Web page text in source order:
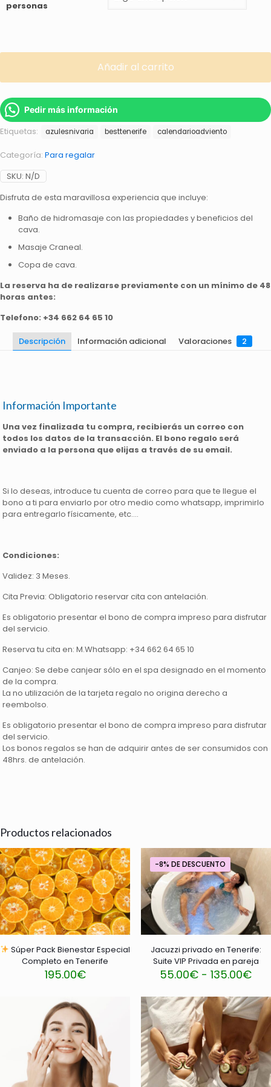
personas
Añadir al carrito
Pedir más información
Etiquetas: azulesnivaria besttenerife calendarioadviento
Categoría: Para regalar
SKU: N/D
Disfruta de esta maravillosa experiencia que incluye:
Baño de hidromasaje con las propiedades y beneficios del
cava.
Masaje Craneal.
Copa de cava.
La reserva ha de realizarse previamente con un mínimo de 48
horas antes:
Telefono: +34 662 64 65 10
Descripción Información adicional Valoraciones 2
Información Importante
Una vez finalizada tu compra, recibierás un correo con
todos los datos de la transacción. El bono regalo será
enviado a la persona que elijas a través de su email.
Si lo deseas, introduce tu cuenta de correo para que te llegue el
bono a ti para enviarlo por otro medio como whatsapp, imprimirlo
para entregarlo físicamente, etc….
Condiciones:
Validez: 3 Meses.
Cita Previa: Obligatorio reservar cita con antelación.
Es obligatorio presentar el bono de compra impreso para disfrutar
del servicio.
Reserva tu cita en: M.Whatsapp: +34 662 64 65 10
Canjeo: Se debe canjear sólo en el spa designado en el momento
de la compra.
La no utilización de la tarjeta regalo no origina derecho a
reembolso.
Es obligatorio presentar el bono de compra impreso para disfrutar
del servicio.
Los bonos regalos se han de adquirir antes de ser consumidos con
48hrs. de antelación.
Productos relacionados
Súper Pack Bienestar Especial
Completo en Tenerife
195.00€
producto
tiene
múltiples
variantes.
Las
opciones
se
pueden
-8% DE DESCUENTO
Jacuzzi privado en Tenerife:
Suite VIP Privada en pareja
55.00€ - 135.00€
producto
tiene
múltiples
variantes.
Las
opciones
se
pueden